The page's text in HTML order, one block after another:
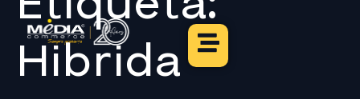
Hibrida